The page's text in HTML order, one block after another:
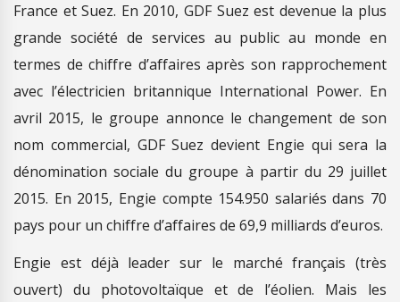
France et Suez. En 2010, GDF Suez est devenue la plus
grande société de services au public au monde en
termes de chiffre d’affaires après son rapprochement
avec l’électricien britannique International Power. En
avril 2015, le groupe annonce le changement de son
nom commercial, GDF Suez devient Engie qui sera la
dénomination sociale du groupe à partir du 29 juillet
2015. En 2015, Engie compte 154.950 salariés dans 70
pays pour un chiffre d’affaires de 69,9 milliards d’euros.
Engie est déjà leader sur le marché français (très
ouvert) du photovoltaïque et de l’éolien. Mais les